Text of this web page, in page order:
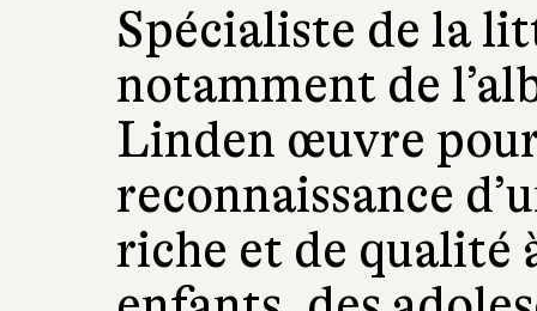
Spécialiste de la
notamment de
Linden œuvre
reconnaissance
riche et de qualité